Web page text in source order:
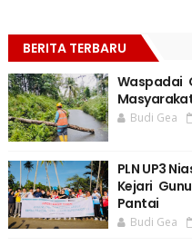
BERITA TERBARU
Waspadai
Budi Gea
PLN UP3
Kejari
Pantai
Budi Gea